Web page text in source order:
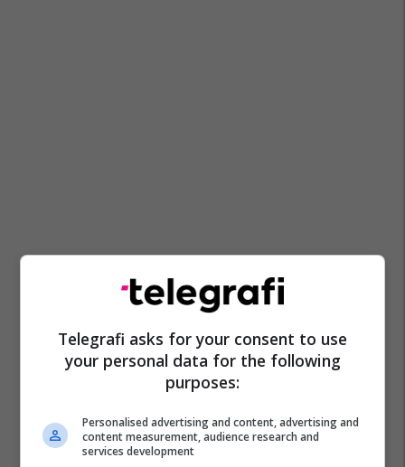
Telegrafi asks for your consent to use
your personal data for the following
purposes:
Personalised advertising and content, advertising and
content measurement, audience research and
services development